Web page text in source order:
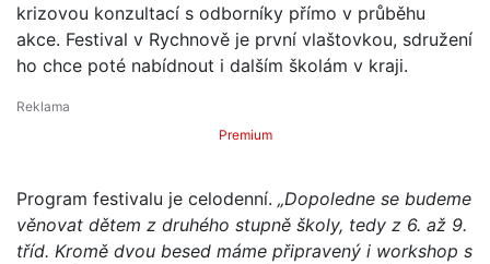
krizovou konzultací s odborníky přímo v průběhu
akce. Festival v Rychnově je první vlaštovkou, sdružení
ho chce poté nabídnout i dalším školám v kraji.
Premium
Program festivalu je celodenní. „Dopoledne se budeme
věnovat dětem z druhého stupně školy, tedy z 6. až 9.
tříd. Kromě dvou besed máme připravený i workshop s